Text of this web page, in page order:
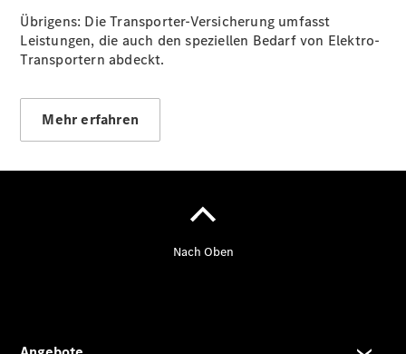
- elektrisch
Vito
- elektrisch
Übrigens: Die Transporter-Versicherung umfasst
Leistungen, die auch den speziellen Bedarf von Elektro-
Transportern abdeckt.
Mehr erfahren